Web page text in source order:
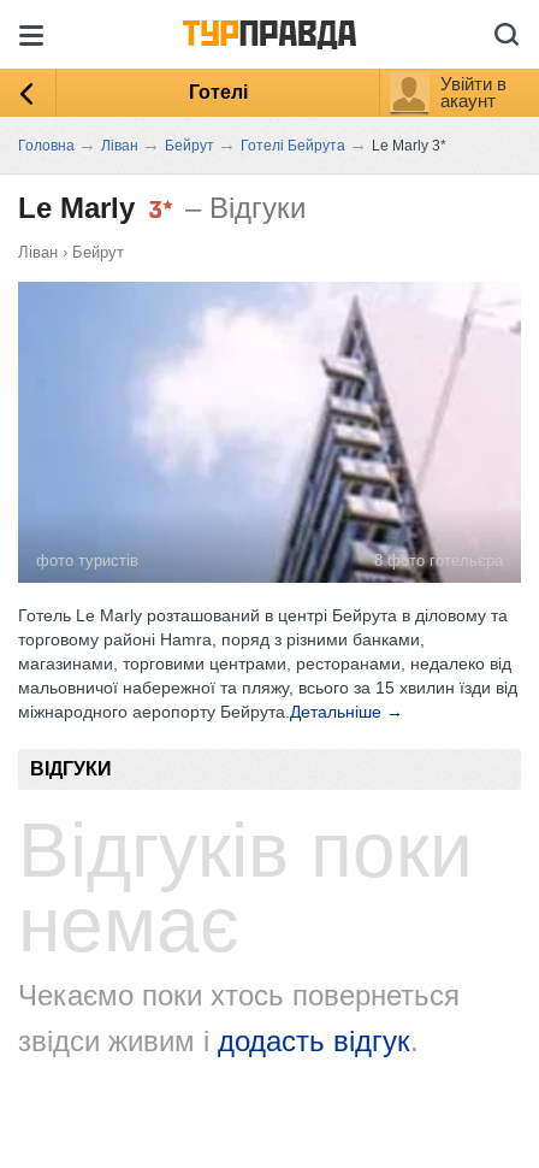
Готелі
Увійти в
акаунт
Головна → Ліван → Бейрут → Готелі Бейрута → Le Marly 3*
Le Marly – Відгуки
Ліван › Бейрут
фото туристів 8 фото готельєра
Готель Le Marly розташований в центрі Бейрута в діловому та
торговому районі Hamra, поряд з різними банками,
магазинами, торговими центрами, ресторанами, недалеко від
мальовничої набережної та пляжу, всього за 15 хвилин їзди від
міжнародного аеропорту Бейрута. Детальніше →
ВІДГУКИ
Відгуків поки
немає
Чекаємо поки хтось повернеться
звідси живим і додасть відгук.